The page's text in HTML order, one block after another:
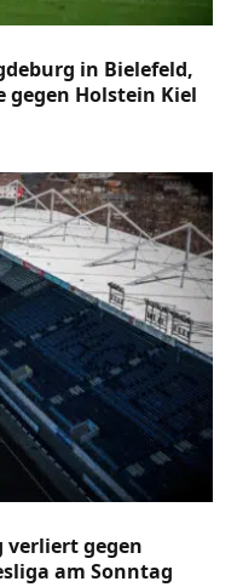
in Bielefeld,
gegen Holstein Kiel
verliert gegen
am Sonntag